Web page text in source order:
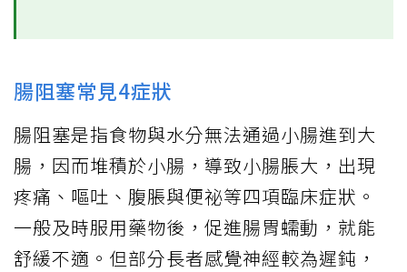
腸阻塞常見4症狀
腸阻塞是指食物與水分無法通過小腸進到大
腸，因而堆積於小腸，導致小腸脹大，出現
疼痛、嘔吐、腹脹與便祕等四項臨床症狀。
一般及時服用藥物後，促進腸胃蠕動，就能
舒緩不適。但部分長者感覺神經較為遲鈍，